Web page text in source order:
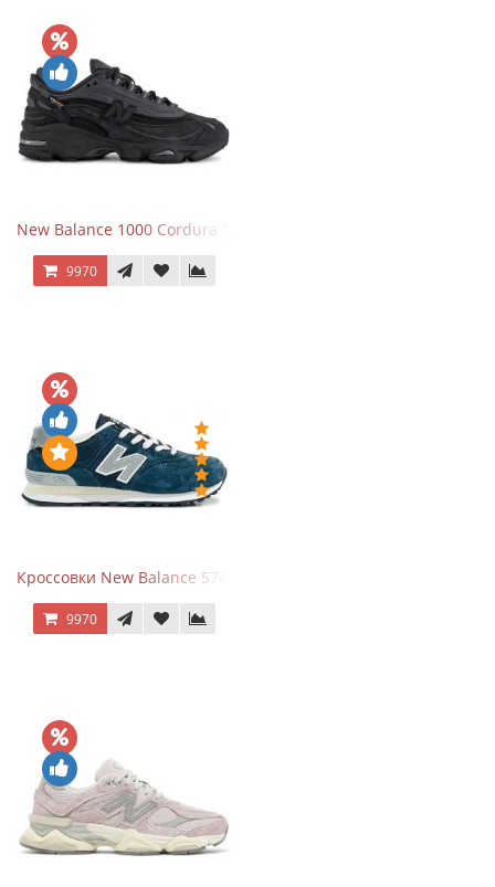
New Balance 1000 Cordura Trainers Black Cement
9970
Кроссовки New Balance 574 Navy Grey
9970